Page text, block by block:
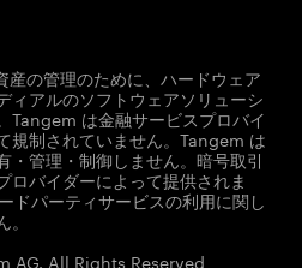
の管理のために、ハードウェア
ィアルのソフトウェアソリューシ
Tangem は金融サービスプロバイ
規制されていません。Tangem は
・管理・制御しません。暗号取引
ロバイダーによって提供されま
ドパーティサービスの利用に関し